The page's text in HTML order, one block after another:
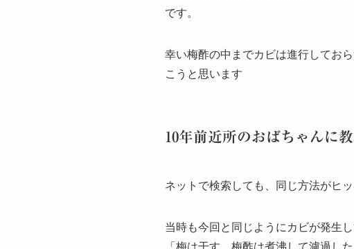
です。
幸い梅酢の中までカビは進行してお
こうと思います
10年前近所のおばちゃんに
ネットで検索しても、同じ方法がヒ
当時も今回と同じようにカビが発生
「梅は干す、梅酢は煮沸して濾過し